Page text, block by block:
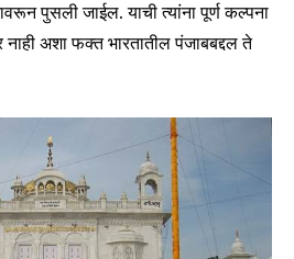
पुसली जाईल. याची त्यांना पूर्ण कल्पना
अशा फक्त भारतातील पंजाबबद्दल ते